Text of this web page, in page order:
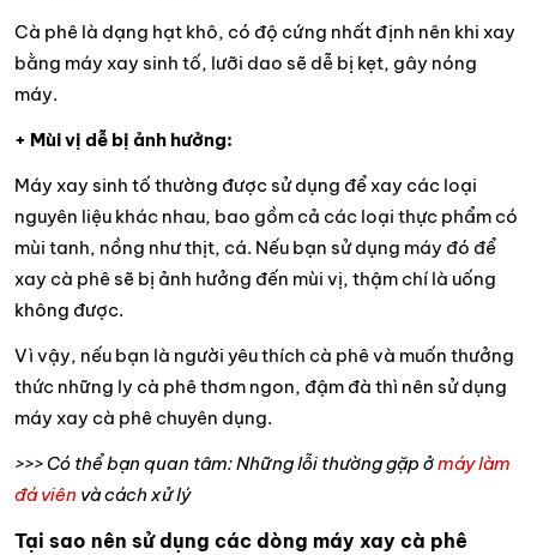
Cà phê là dạng hạt khô, có độ cứng nhất định nên khi xay
bằng máy xay sinh tố, lưỡi dao sẽ dễ bị kẹt, gây nóng
máy.
+ Mùi vị dễ bị ảnh hưởng:
Máy xay sinh tố thường được sử dụng để xay các loại
nguyên liệu khác nhau, bao gồm cả các loại thực phẩm có
mùi tanh, nồng như thịt, cá. Nếu bạn sử dụng máy đó để
xay cà phê sẽ bị ảnh hưởng đến mùi vị, thậm chí là uống
không được.
Vì vậy, nếu bạn là người yêu thích cà phê và muốn thưởng
thức những ly cà phê thơm ngon, đậm đà thì nên sử dụng
máy xay cà phê chuyên dụng.
>>> Có thể bạn quan tâm: Những lỗi thường gặp ởmáy làm
đá viên và cách xử lý
Tại sao nên sử dụng các dòng máy xay cà phê